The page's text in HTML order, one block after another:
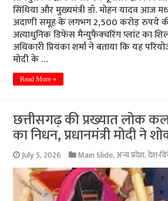
सिंधिया और मुख्यमंत्री डॉ. मोहन यादव आज
अदाणी समूह के लगभग 2,500 करोड़ रुपये
अत्याधुनिक डिफेंस मैन्युफैक्चरिंग प्लांट का
अधिकारी प्रियंका शर्मा ने बताया कि यह
मोदी के …
Read More »
छत्तीसगढ़ की प्रख्यात लोक
का निधन, प्रधानमंत्री मोदी ने
July 5, 2026 Main Slide,अन्य प्रदेश,देश-